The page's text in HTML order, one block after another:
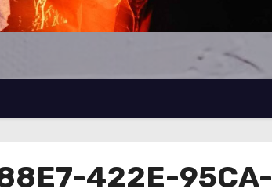
422E-95CA-